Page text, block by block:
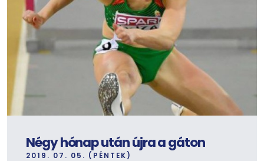
Négy hónap után újra a gáton
2019. 07. 05. (PÉNTEK)